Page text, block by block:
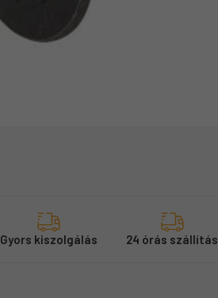
Gyors kiszolgálás 24 órás szállítás